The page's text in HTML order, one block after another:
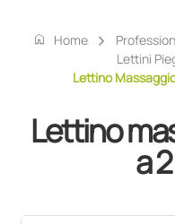
home Home
Lettini
Lettino
Lettino
a